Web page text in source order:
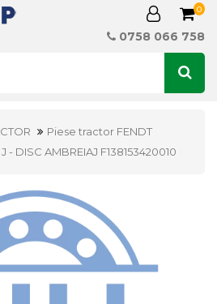
0
0758 066 758
Piese tractor FENDT
- DISC AMBREIAJ F138153420010